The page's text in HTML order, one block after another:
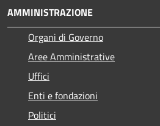
AMMINISTRAZIONE
Organi di Governo
Aree Amministrative
Uffici
Enti e fondazioni
Politici